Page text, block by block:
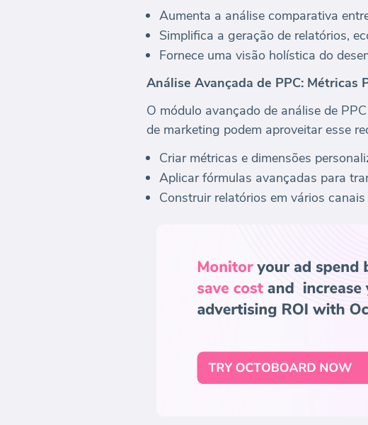
Aumenta a análise comparativa
Simplifica a geração de relatórios,
Fornece uma visão holística do
Análise Avançada de PPC:
O módulo avançado de análise de
de marketing podem aproveitar esse
Criar métricas e dimensões
Aplicar fórmulas avançadas para
Construir relatórios em vários